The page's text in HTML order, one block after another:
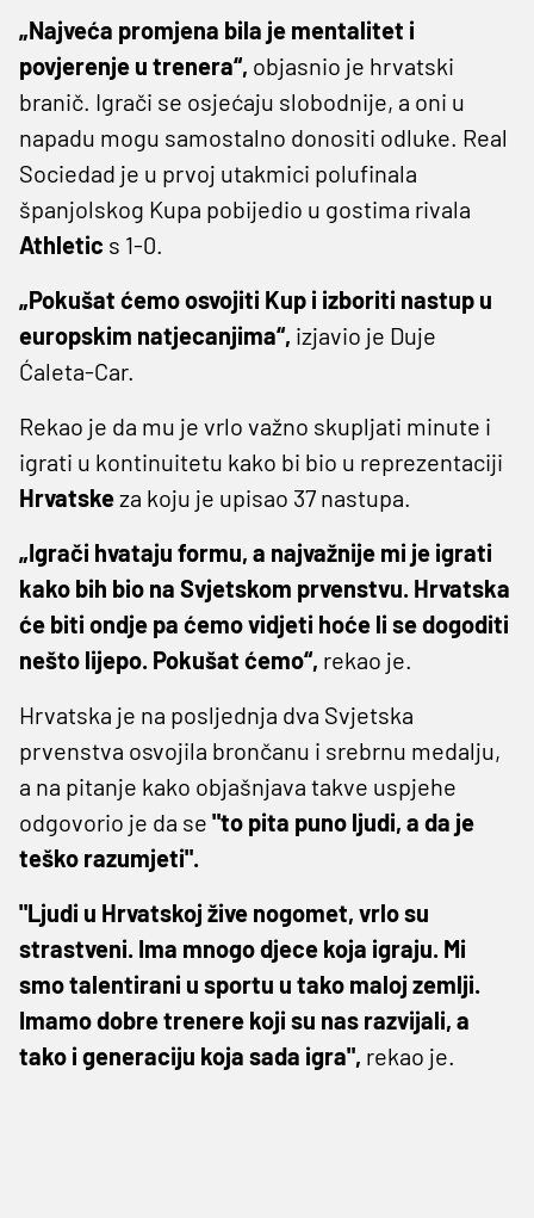
„Najveća promjena bila je mentalitet i
povjerenje u trenera“, objasnio je hrvatski
branič. Igrači se osjećaju slobodnije, a oni u
napadu mogu samostalno donositi odluke. Real
Sociedad je u prvoj utakmici polufinala
španjolskog Kupa pobijedio u gostima rivala
Athletic s 1-0.
„Pokušat ćemo osvojiti Kup i izboriti nastup u
europskim natjecanjima“, izjavio je Duje
Ćaleta-Car.
Rekao je da mu je vrlo važno skupljati minute i
igrati u kontinuitetu kako bi bio u reprezentaciji
Hrvatskeza koju je upisao 37 nastupa.
„Igrači hvataju formu, a najvažnije mi je igrati
kako bih bio na Svjetskom prvenstvu. Hrvatska
će biti ondje pa ćemo vidjeti hoće li se dogoditi
nešto lijepo. Pokušat ćemo“, rekao je.
Hrvatska je na posljednja dva Svjetska
prvenstva osvojila brončanu i srebrnu medalju,
a na pitanje kako objašnjava takve uspjehe
odgovorio je da se "to pita puno ljudi, a da je
teško razumjeti".
"Ljudi u Hrvatskoj žive nogomet, vrlo su
strastveni. Ima mnogo djece koja igraju. Mi
smo talentirani u sportu u tako maloj zemlji.
Imamo dobre trenere koji su nas razvijali, a
tako i generaciju koja sada igra", rekao je.